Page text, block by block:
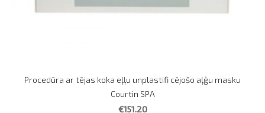
Procedūra ar tējas koka eļļu unplastifi cējošo aļģu masku
Courtin SPA
€151.20